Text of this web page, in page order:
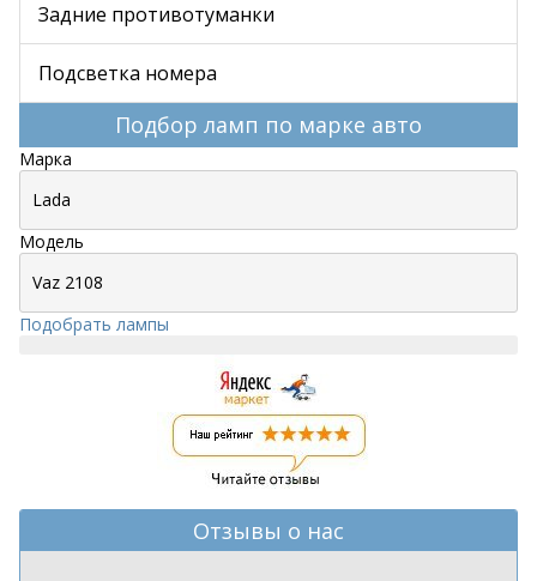
Задние противотуманки
Подсветка номера
Подбор ламп по марке авто
Марка
Модель
Подобрать лампы
Отзывы о нас